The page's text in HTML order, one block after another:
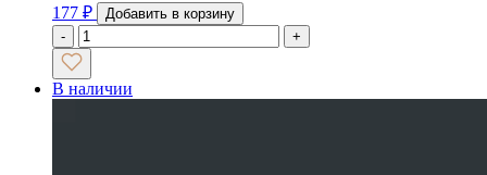
177 ₽
Добавить в корзину
-
+
В наличии